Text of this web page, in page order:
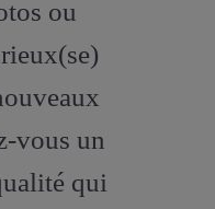
ou
vous un
qui